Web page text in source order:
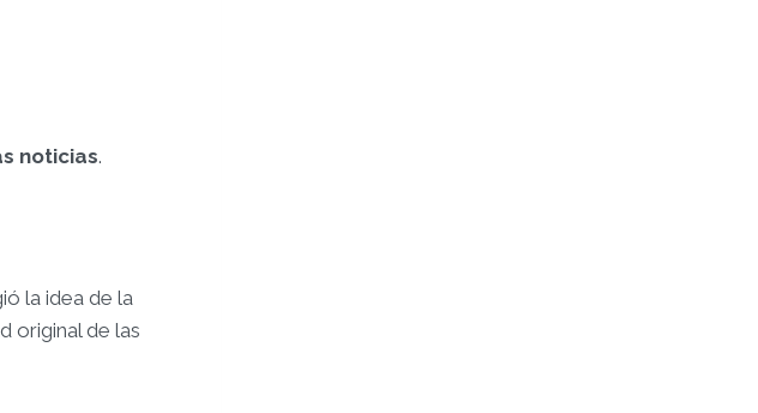
noticias.
la idea de la
original de las